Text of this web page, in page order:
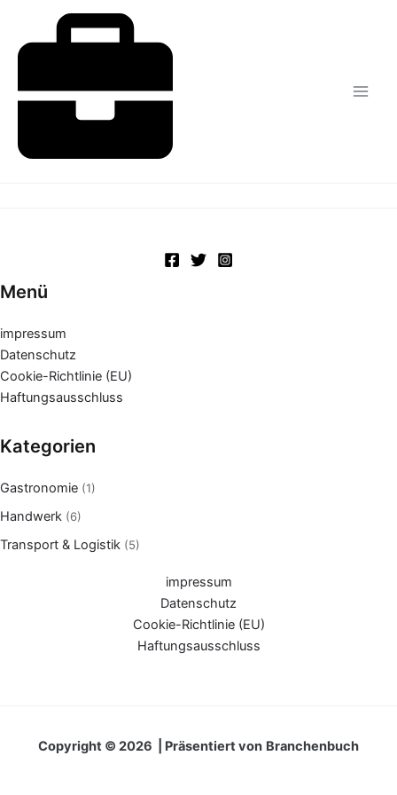
springen
Menü
impressum
Datenschutz
Cookie-Richtlinie (EU)
Haftungsausschluss
Kategorien
Gastronomie (1)
Handwerk (6)
Transport & Logistik (5)
impressum
Datenschutz
Cookie-Richtlinie (EU)
Haftungsausschluss
Copyright © 2026 | Präsentiert von Branchenbuch